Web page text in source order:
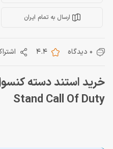
ارسال به تمام ایران
0 دیدگاه 4.4
خرید استند دسته
Stand Call Of Duty